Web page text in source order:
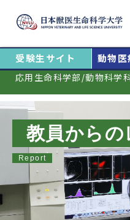
受験生サイト 動物医
教員からの
Report
応用生命科学部/動物科学